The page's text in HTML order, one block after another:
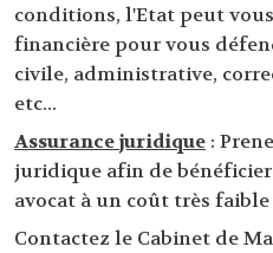
conditions, l'Etat peut
financière pour vous
civile, administrative,
etc...
Assurance juridique :
juridique afin de
avocat à un coût très faible
Contactez le Cabinet de